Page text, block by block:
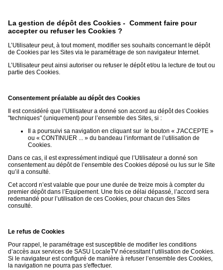
La gestion de dépôt des Cookies - Comment faire pour
accepter ou refuser les Cookies ?
L’Utilisateur peut, à tout moment, modifier ses souhaits concernant le dépôt
de Cookies par les Sites via le paramétrage de son navigateur Internet.
L’Utilisateur peut ainsi autoriser ou refuser le dépôt et/ou la lecture de tout ou
partie des Cookies.
Consentement préalable au dépôt des Cookies
Il est considéré que l’Utilisateur a donné son accord au dépôt des Cookies
"techniques" (uniquement) pour l’ensemble des Sites, si :
Il a poursuivi sa navigation en cliquant sur le bouton « J'ACCEPTE »
ou « CONTINUER ... » du bandeau l’informant de l’utilisation de
Cookies.
Dans ce cas, il est expressément indiqué que l’Utilisateur a donné son
consentement au dépôt de l’ensemble des Cookies déposé ou lus sur le Site
qu’il a consulté.
Cet accord n’est valable que pour une durée de treize mois à compter du
premier dépôt dans l’Equipement. Une fois ce délai dépassé, l’accord sera
redemandé pour l’utilisation de ces Cookies, pour chacun des Sites
consulté.
Le refus de Cookies
Pour rappel, le paramétrage est susceptible de modifier les conditions
d’accès aux services de SASU LocaleTV nécessitant l’utilisation de Cookies.
Si le navigateur est configuré de manière à refuser l’ensemble des Cookies,
la navigation ne pourra pas s'effectuer.